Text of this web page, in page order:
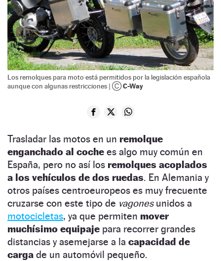
Los remolques para moto está permitidos por la legislación española
aunque con algunas restricciones | Ⓒ C-Way
Trasladar las motos en un remolque
enganchado al coche es algo muy común en
España, pero no así los remolques acoplados
a los vehículos de dos ruedas. En Alemania y
otros países centroeuropeos es muy frecuente
cruzarse con este tipo de vagones unidos a
motocicletas, ya que permiten mover
muchísimo equipaje para recorrer grandes
distancias y asemejarse a la capacidad de
carga de un automóvil pequeño.